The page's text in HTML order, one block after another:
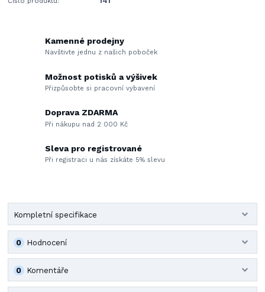
Kamenné prodejny
Navštivte jednu z našich poboček
Možnost potisků a výšivek
Přizpůsobte si pracovní vybavení
Doprava ZDARMA
Při nákupu nad 2 000 Kč
Sleva pro registrované
Při registraci u nás získáte 5% slevu
Kompletní specifikace
Hodnocení
0
Komentáře
0